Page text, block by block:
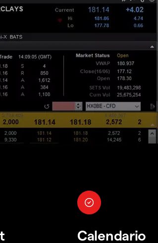
Calendario